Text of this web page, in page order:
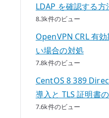
LDAP を確認する
8.3k件のビュー
OpenVPN CRL 有
い場合の対処
7.8k件のビュー
CentOS 8 389
導入と TLS 証明書
7.6k件のビュー